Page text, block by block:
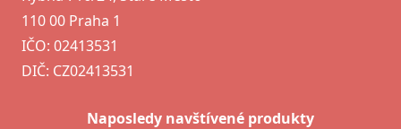
110 00 Praha 1
IČO: 02413531
DIČ: CZ02413531
Naposledy navštívené produkty